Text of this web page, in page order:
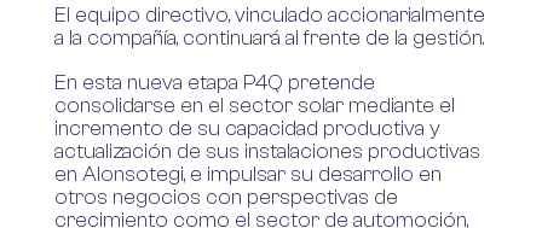
El equipo directivo, vinculado accionarialmente
a la compañía, continuará al frente de la gestión.
En esta nueva etapa P4Q pretende
consolidarse en el sector solar mediante el
incremento de su capacidad productiva y
actualización de sus instalaciones productivas
en Alonsotegi, e impulsar su desarrollo en
otros negocios con perspectivas de
crecimiento como el sector de automoción,